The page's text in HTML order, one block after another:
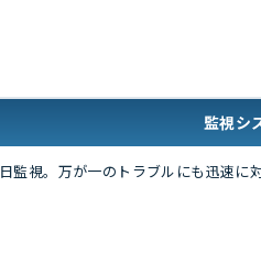
監視シ
監視。万が一のトラブルにも迅速に